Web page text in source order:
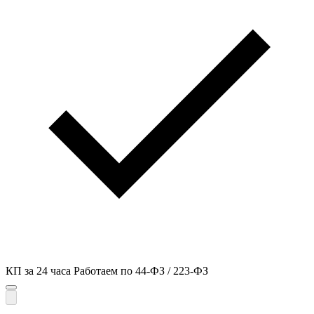
КП за 24 часа Работаем по 44-ФЗ / 223-ФЗ